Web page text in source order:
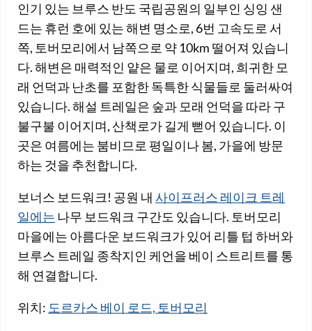
인기 있는 브루스 반도 국립공원의 일부인 싱잉 샌
드는 휴런 호에 있는 해변 명소로, 6번 고속도로 서
쪽, 토버모리에서 남쪽으로 약 10km 떨어져 있습니
다. 해변은 매력적인 얕은 물로 이어지며, 희귀한 모
래 언덕과 난초를 포함한 독특한 식물들로 둘러싸여
있습니다. 해설 트레일은 숲과 모래 언덕을 따라 구
불구불 이어지며, 산책로가 길게 뻗어 있습니다. 이
곳은 여름에는 붐비므로 평일이나 봄, 가을에 방문
하는 것을 추천합니다.
보너스 보드워크! 공원 내 사이프러스 레이크 트레
일에는 나무 보드워크 구간도 있습니다. 토버모리
마을에는 아름다운 보드워크가 있어 리틀 텁 하버와
브루스 트레일 종착지인 케언을 베이 스트리트를 통
해 연결합니다.
위치: 도르카스 베이 로드, 토버모리